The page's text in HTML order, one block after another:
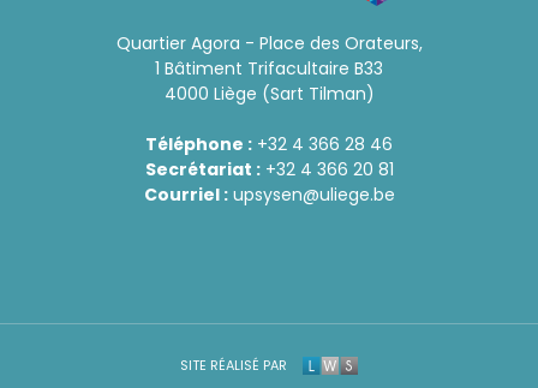
Quartier Agora - Place des Orateurs,
1 Bâtiment Trifacultaire B33
4000 Liège (Sart Tilman)
Téléphone : +32 4 366 28 46
Secrétariat :+32 4 366 20 81
Courriel :upsysen@uliege.be
SITE RÉALISÉ PAR